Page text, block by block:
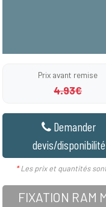
Prix avant remise
4.93€
Demander
devis/disponibilité
*Les prix et quantités
FIXATION RAM